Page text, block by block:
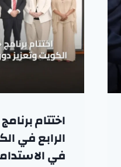
اختتام
الرابع في
في